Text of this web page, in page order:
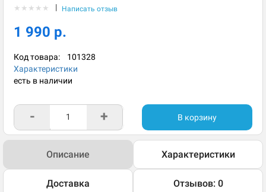
★ ★ ★ ★ ★ | Написать отзыв
1 990 р.
Код товара: 101328
Характеристики
есть в наличии
- + В корзину
Описание Характеристики
Доставка Отзывов: 0